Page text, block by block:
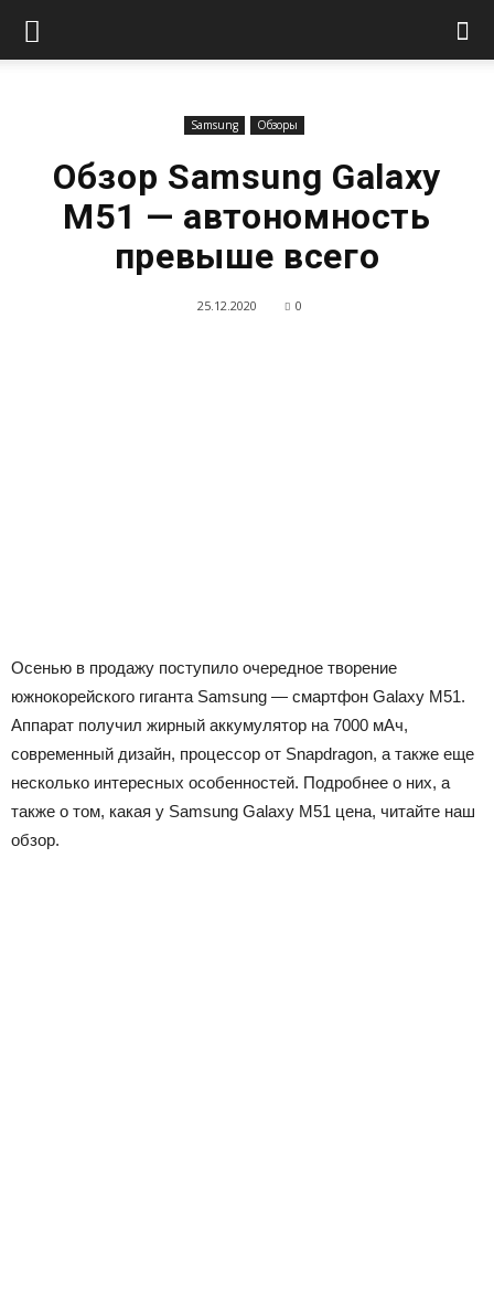
Samsung Обзоры
Обзор Samsung Galaxy
M51 — автономность
превыше всего
25.12.2020 0
Осенью в продажу поступило очередное творение
южнокорейского гиганта Samsung — смартфон Galaxy M51.
Аппарат получил жирный аккумулятор на 7000 мАч,
современный дизайн, процессор от Snapdragon, а также еще
несколько интересных особенностей. Подробнее о них, а
также о том, какая у Samsung Galaxy M51 цена, читайте наш
обзор.